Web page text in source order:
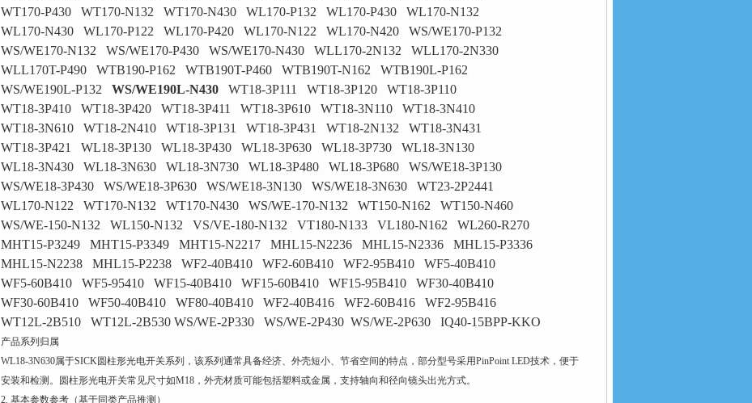
WT170-P430 WT170-N132 WT170-N430 WL170-P132 WL170-P430 WL170-N132
WL170-N430 WL170-P122 WL170-P420 WL170-N122 WL170-N420 WS/WE170-P132
WS/WE170-N132 WS/WE170-P430 WS/WE170-N430 WLL170-2N132 WLL170-2N330
WLL170T-P490 WTB190-P162 WTB190T-P460 WTB190T-N162 WTB190L-P162
WS/WE190L-P132 WS/WE190L-N430 WT18-3P111 WT18-3P120 WT18-3P110
WT18-3P410 WT18-3P420 WT18-3P411 WT18-3P610 WT18-3N110 WT18-3N410
WT18-3N610 WT18-2N410 WT18-3P131 WT18-3P431 WT18-2N132 WT18-3N431
WT18-3P421 WL18-3P130 WL18-3P430 WL18-3P630 WL18-3P730 WL18-3N130
WL18-3N430 WL18-3N630 WL18-3N730 WL18-3P480 WL18-3P680 WS/WE18-3P130
WS/WE18-3P430 WS/WE18-3P630 WS/WE18-3N130 WS/WE18-3N630 WT23-2P2441
WL170-N122 WT170-N132 WT170-N430 WS/WE-170-N132 WT150-N162 WT150-N460
WS/WE-150-N132 WL150-N132 VS/VE-180-N132 VT180-N133 VL180-N162 WL260-R270
MHT15-P3249 MHT15-P3349 MHT15-N2217 MHL15-N2236 MHL15-N2336 MHL15-P3336
MHL15-N2238 MHL15-P2238 WF2-40B410 WF2-60B410 WF2-95B410 WF5-40B410
WF5-60B410 WF5-95410 WF15-40B410 WF15-60B410 WF15-95B410 WF30-40B410
WF30-60B410 WF50-40B410 WF80-40B410 WF2-40B416 WF2-60B416 WF2-95B416
WT12L-2B510 WT12L-2B530 WS/WE-2P330 WS/WE-2P430 WS/WE-2P630 IQ40-15BPP-KKO
产品系列归属
WL18-3N630属于SICK圆柱形光电开关系列，该系列通常具备经济、外壳短小、节省空间的特点，部分型号采用PinPoint LED技术，便于
安装和检测。圆柱形光电开关常见尺寸如M18，外壳材质可能包括塑料或金属，支持轴向和径向镜头出光方式。
2. 基本参数参考（基于同类产品推测）